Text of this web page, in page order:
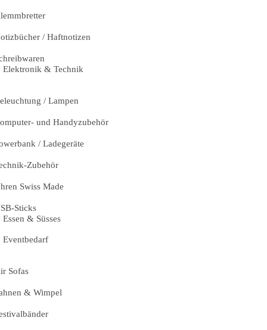
/ Haftnotizen
Elektronik & Technik
/ Lampen
und Handyzubehör
/ Ladegeräte
Zubehör
Swiss Made
Sticks
Essen & Süsses
Eventbedarf
Sofas
& Wimpel